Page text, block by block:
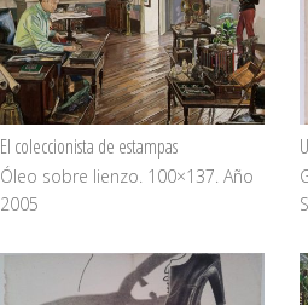
El coleccionista de estampas
Óleo sobre lienzo. 100×137. Año
2005